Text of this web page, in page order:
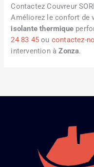
Contactez Couvreur
Améliorez le confort de
isolante thermique
24 83 45 ou contactez-
intervention àZonza.